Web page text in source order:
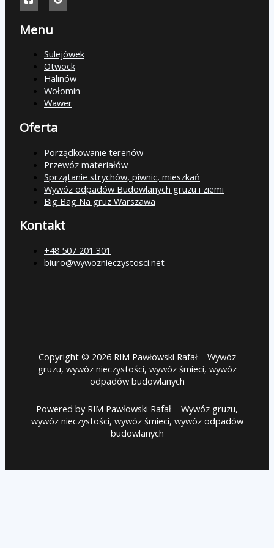
Menu
Sulejówek
Otwock
Halinów
Wołomin
Wawer
Oferta
Porządkowanie terenów
Przewóz materiałów
Sprzątanie strychów, piwnic, mieszkań
Wywóz odpadów Budowlanych gruzu i ziemi
Big Bag Na gruz Warszawa
Kontakt
+48 507 201 301
biuro@wywoznieczystosci.net
Copyright © 2026 RIM Pawłowski Rafał – Wywóz
gruzu, wywóz nieczystości, wywóz śmieci, wywóz
odpadów budowlanych
Powered by RIM Pawłowski Rafał – Wywóz gruzu,
wywóz nieczystości, wywóz śmieci, wywóz odpadów
budowlanych